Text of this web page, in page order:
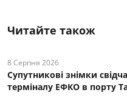
Читайте також
8 Серпня 2026
Супутникові знімки
терміналу ЕФКО в порту